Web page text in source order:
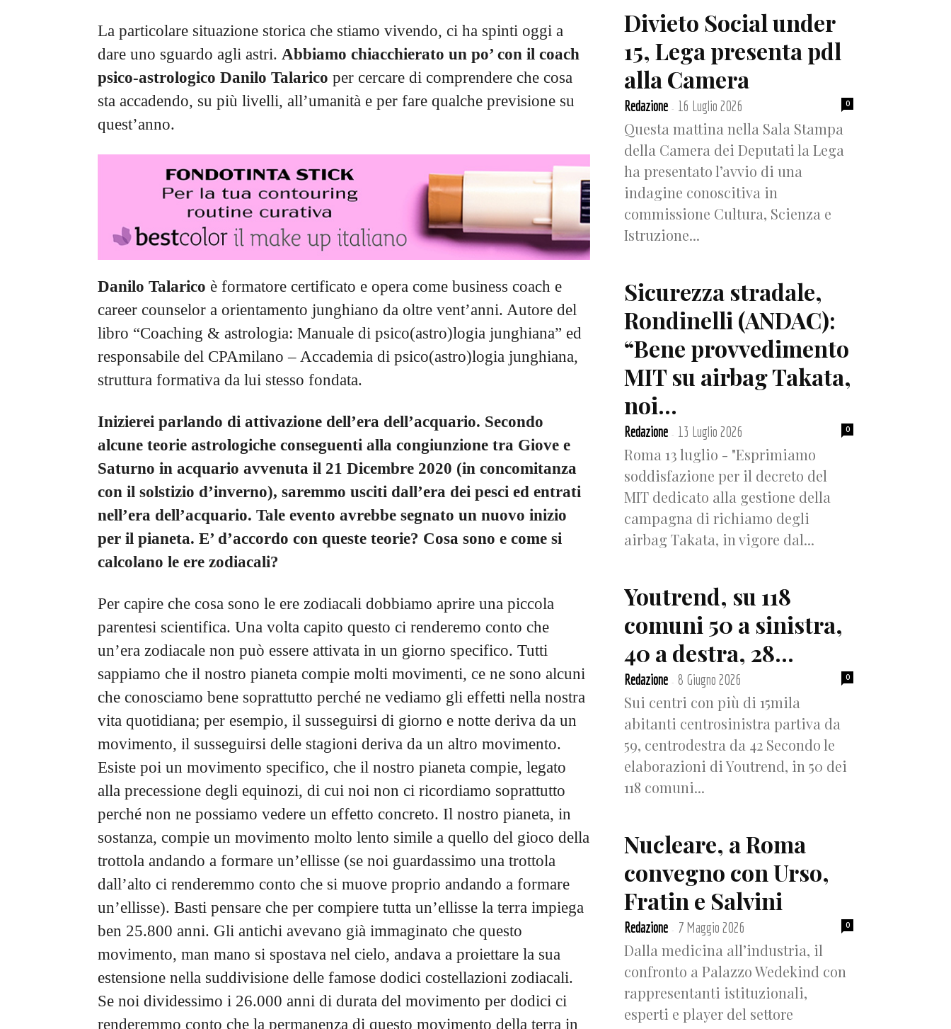
La particolare situazione storica che stiamo vivendo, ci ha spinti oggi a
dare uno sguardo agli astri. Abbiamo chiacchierato un po’ con il coach
psico-astrologico Danilo Talarico per cercare di comprendere che cosa
sta accadendo, su più livelli, all’umanità e per fare qualche previsione su
quest’anno.
Danilo Talarico è formatore certificato e opera come business coach e
career counselor a orientamento junghiano da oltre vent’anni. Autore del
libro “Coaching & astrologia: Manuale di psico(astro)logia junghiana” ed
responsabile del CPAmilano – Accademia di psico(astro)logia junghiana,
struttura formativa da lui stesso fondata.
Inizierei parlando di attivazione dell’era dell’acquario. Secondo
alcune teorie astrologiche conseguenti alla congiunzione tra Giove e
Saturno in acquario avvenuta il 21 Dicembre 2020 (in concomitanza
con il solstizio d’inverno), saremmo usciti dall’era dei pesci ed entrati
nell’era dell’acquario. Tale evento avrebbe segnato un nuovo inizio
per il pianeta. E’ d’accordo con queste teorie? Cosa sono e come si
calcolano le ere zodiacali?
Per capire che cosa sono le ere zodiacali dobbiamo aprire una piccola
parentesi scientifica. Una volta capito questo ci renderemo conto che
un’era zodiacale non può essere attivata in un giorno specifico. Tutti
sappiamo che il nostro pianeta compie molti movimenti, ce ne sono alcuni
che conosciamo bene soprattutto perché ne vediamo gli effetti nella nostra
vita quotidiana; per esempio, il susseguirsi di giorno e notte deriva da un
movimento, il susseguirsi delle stagioni deriva da un altro movimento.
Esiste poi un movimento specifico, che il nostro pianeta compie, legato
alla precessione degli equinozi, di cui noi non ci ricordiamo soprattutto
perché non ne possiamo vedere un effetto concreto. Il nostro pianeta, in
sostanza, compie un movimento molto lento simile a quello del gioco della
trottola andando a formare un’ellisse (se noi guardassimo una trottola
dall’alto ci renderemmo conto che si muove proprio andando a formare
un’ellisse). Basti pensare che per compiere tutta un’ellisse la terra impiega
ben 25.800 anni. Gli antichi avevano già immaginato che questo
movimento, man mano si spostava nel cielo, andava a proiettare la sua
estensione nella suddivisione delle famose dodici costellazioni zodiacali.
Se noi dividessimo i 26.000 anni di durata del movimento per dodici ci
renderemmo conto che la permanenza di questo movimento della terra in
Divieto Social under
15, Lega presenta pdl
alla Camera
Redazione - 16 Luglio 2026 0
Questa mattina nella Sala Stampa
della Camera dei Deputati la Lega
ha presentato l’avvio di una
indagine conoscitiva in
commissione Cultura, Scienza e
Istruzione...
Sicurezza stradale,
Rondinelli (ANDAC):
“Bene provvedimento
MIT su airbag Takata,
noi...
Redazione - 13 Luglio 2026 0
Roma 13 luglio - "Esprimiamo
soddisfazione per il decreto del
MIT dedicato alla gestione della
campagna di richiamo degli
airbag Takata, in vigore dal...
Youtrend, su 118
comuni 50 a sinistra,
40 a destra, 28...
Redazione - 8 Giugno 2026 0
Sui centri con più di 15mila
abitanti centrosinistra partiva da
59, centrodestra da 42 Secondo le
elaborazioni di Youtrend, in 50 dei
118 comuni...
Nucleare, a Roma
convegno con Urso,
Fratin e Salvini
Redazione - 7 Maggio 2026 0
Dalla medicina all’industria, il
confronto a Palazzo Wedekind con
rappresentanti istituzionali,
esperti e player del settore